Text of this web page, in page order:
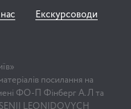
Екскурсоводи
посилання на
ФО-П Фінберг А.Л та
LEONIDOVYCH